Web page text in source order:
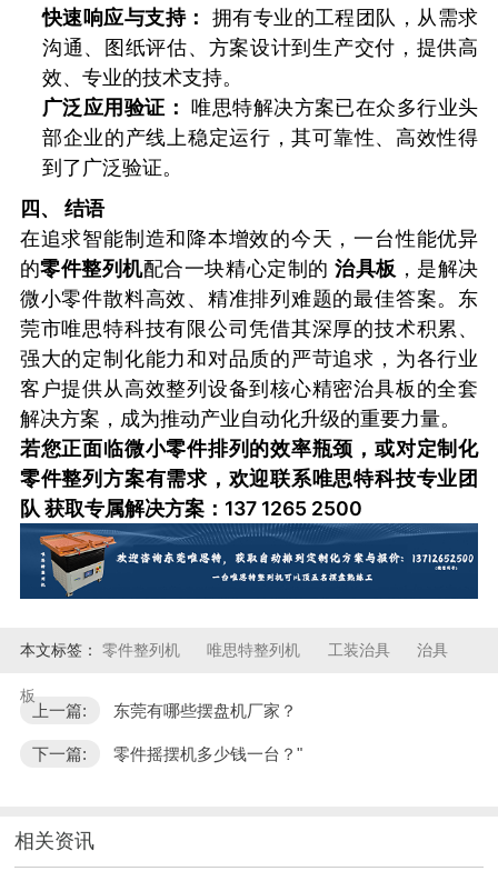
快速响应与支持：
拥有专业的工程团队，从需求
沟通、图纸评估、方案设计到生产交付，提供高
效、专业的技术支持。
广泛应用验证： 唯思特解决方案已在众多行业头
部企业的产线上稳定运行，其可靠性、高效性得
到了广泛验证。
四、 结语
在追求智能制造和降本增效的今天，一台性能优异
的零件整列机配合一块精心定制的 治具板 ，是解决
微小零件散料高效、精准排列难题的最佳答案。东
莞市唯思特科技有限公司凭借其深厚的技术积累、
强大的定制化能力和对品质的严苛追求，为各行业
客户提供从高效整列设备到核心精密治具板的全套
解决方案，成为推动产业自动化升级的重要力量。
若您正面临微小零件排列的效率瓶颈，或对定制化
零件整列方案有需求，欢迎联系唯思特科技专业团
队 获取专属解决方案：137 1265 2500
本文标签： 零件整列机 唯思特整列机 工装治具 治具
板
上一篇: 东莞有哪些摆盘机厂家？
下一篇: 零件摇摆机多少钱一台？"
相关资讯